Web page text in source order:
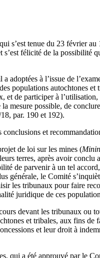
s’est tenue du 23 février
s’est félicité de la possibilité
adoptées à l’issue de
populations autochtones
et de participer à
mesure possible, de
par. 190 et 192).
et
de loi sur les mines (
terres, après avoir
de parvenir à un tel
générale, le Comité
les tribunaux pour faire
juridique de ces
devant les tribunaux ou
et tribales, aux fins
et leur droit à
qui a été approuvé par le